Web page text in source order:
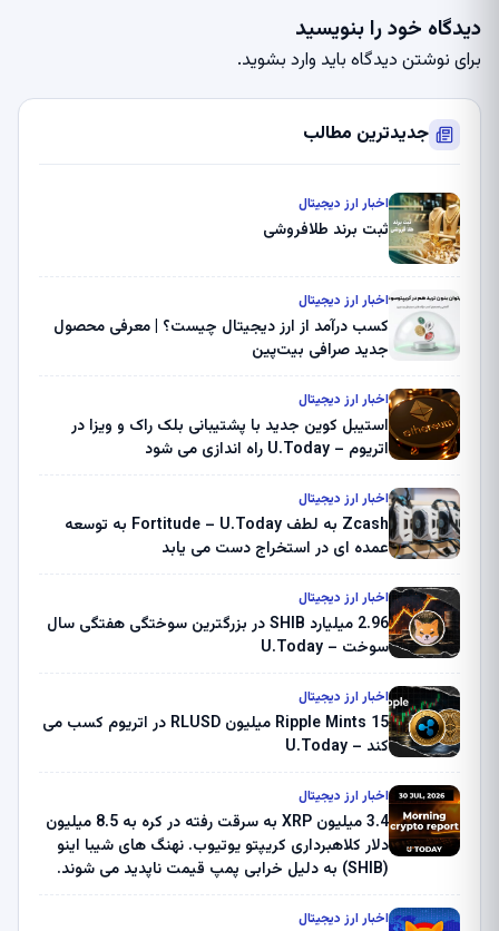
دیدگاه خود را بنویسید
برای نوشتن دیدگاه باید وارد بشوید.
جدیدترین مطالب
اخبار ارز دیجیتال
ثبت برند طلافروشی
اخبار ارز دیجیتال
کسب درآمد از ارز دیجیتال چیست؟ | معرفی محصول
جدید صرافی بیت‌پین
اخبار ارز دیجیتال
استیبل کوین جدید با پشتیبانی بلک راک و ویزا در
اتریوم – U.Today راه اندازی می شود
اخبار ارز دیجیتال
Zcash به لطف Fortitude – U.Today به توسعه
عمده ای در استخراج دست می یابد
اخبار ارز دیجیتال
2.96 میلیارد SHIB در بزرگترین سوختگی هفتگی سال
سوخت – U.Today
اخبار ارز دیجیتال
Ripple Mints 15 میلیون RLUSD در اتریوم کسب می
کند – U.Today
اخبار ارز دیجیتال
3.4 میلیون XRP به سرقت رفته در کره به 8.5 میلیون
دلار کلاهبرداری کریپتو یوتیوب. نهنگ های شیبا اینو
(SHIB) به دلیل خرابی پمپ قیمت ناپدید می شوند.
ثبت کرد – گزارش کریپتو صبح – U.Today
اخبار ارز دیجیتال